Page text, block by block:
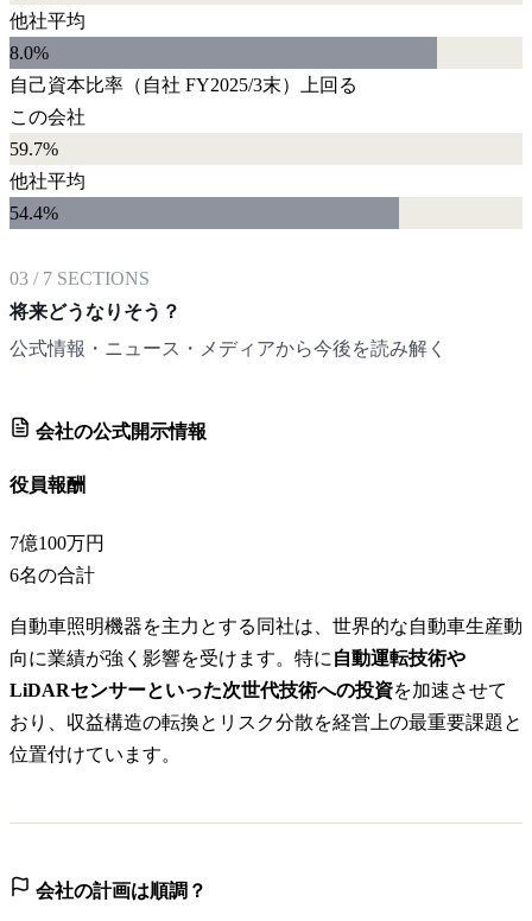
他社平均
8.0%
自己資本比率 （自社 FY2025/3末）
上回る
この会社
59.7%
他社平均
54.4%
03 / 7 SECTIONS
将来どうなりそう？
公式情報・ニュース・メディアから今後を読み解く
会社の公式開示情報
役員報酬
7億100万円
6名の合計
自動車照明機器を主力とする同社は、世界的な自動車生産動
向に業績が強く影響を受けます。特に 自動運転技術や
LiDARセンサーといった次世代技術への投資を加速させて
おり、収益構造の転換とリスク分散を経営上の最重要課題と
位置付けています。
会社の計画は順調？